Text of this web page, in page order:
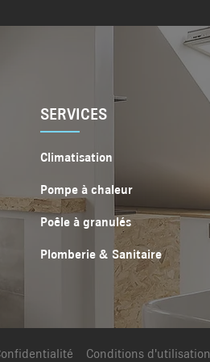
SERVICES
Climatisation
Pompe à chaleur
Poêle à granulés
Plomberie & Sanitaire
Conditions d'utilisation